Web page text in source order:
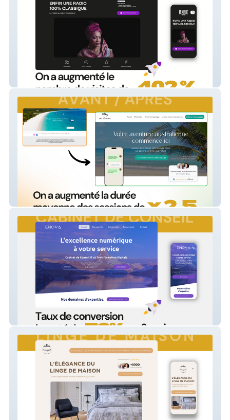
Radio de Musique Classique
Agence de voyage
Cabinet de conseil